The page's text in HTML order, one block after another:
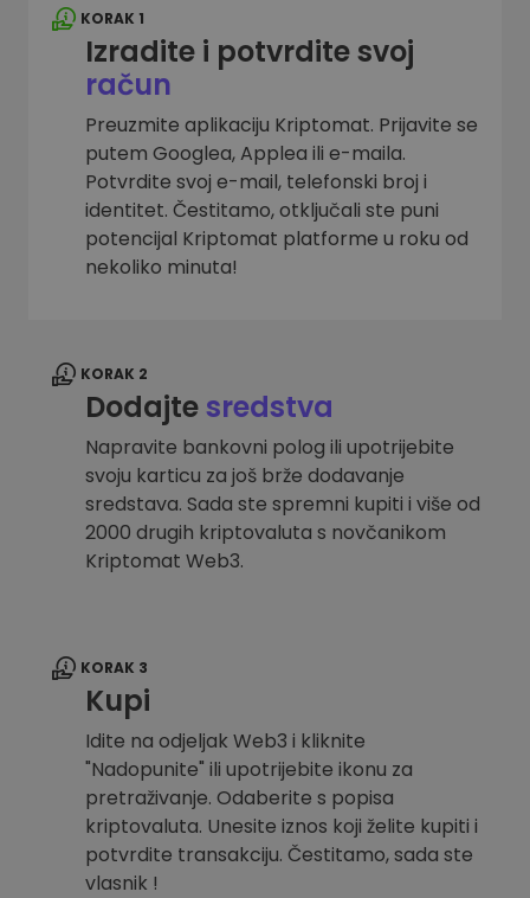
KORAK 1
Izradite i potvrdite svoj
račun
Preuzmite aplikaciju Kriptomat. Prijavite se
putem Googlea, Applea ili e-maila.
Potvrdite svoj e-mail, telefonski broj i
identitet. Čestitamo, otključali ste puni
potencijal Kriptomat platforme u roku od
nekoliko minuta!
KORAK 2
Dodajtesredstva
Napravite bankovni polog ili upotrijebite
svoju karticu za još brže dodavanje
sredstava. Sada ste spremni kupiti i više od
2000 drugih kriptovaluta s novčanikom
Kriptomat Web3.
KORAK 3
Kupi
Idite na odjeljak Web3 i kliknite
"Nadopunite" ili upotrijebite ikonu za
pretraživanje. Odaberite s popisa
kriptovaluta. Unesite iznos koji želite kupiti i
potvrdite transakciju. Čestitamo, sada ste
vlasnik !